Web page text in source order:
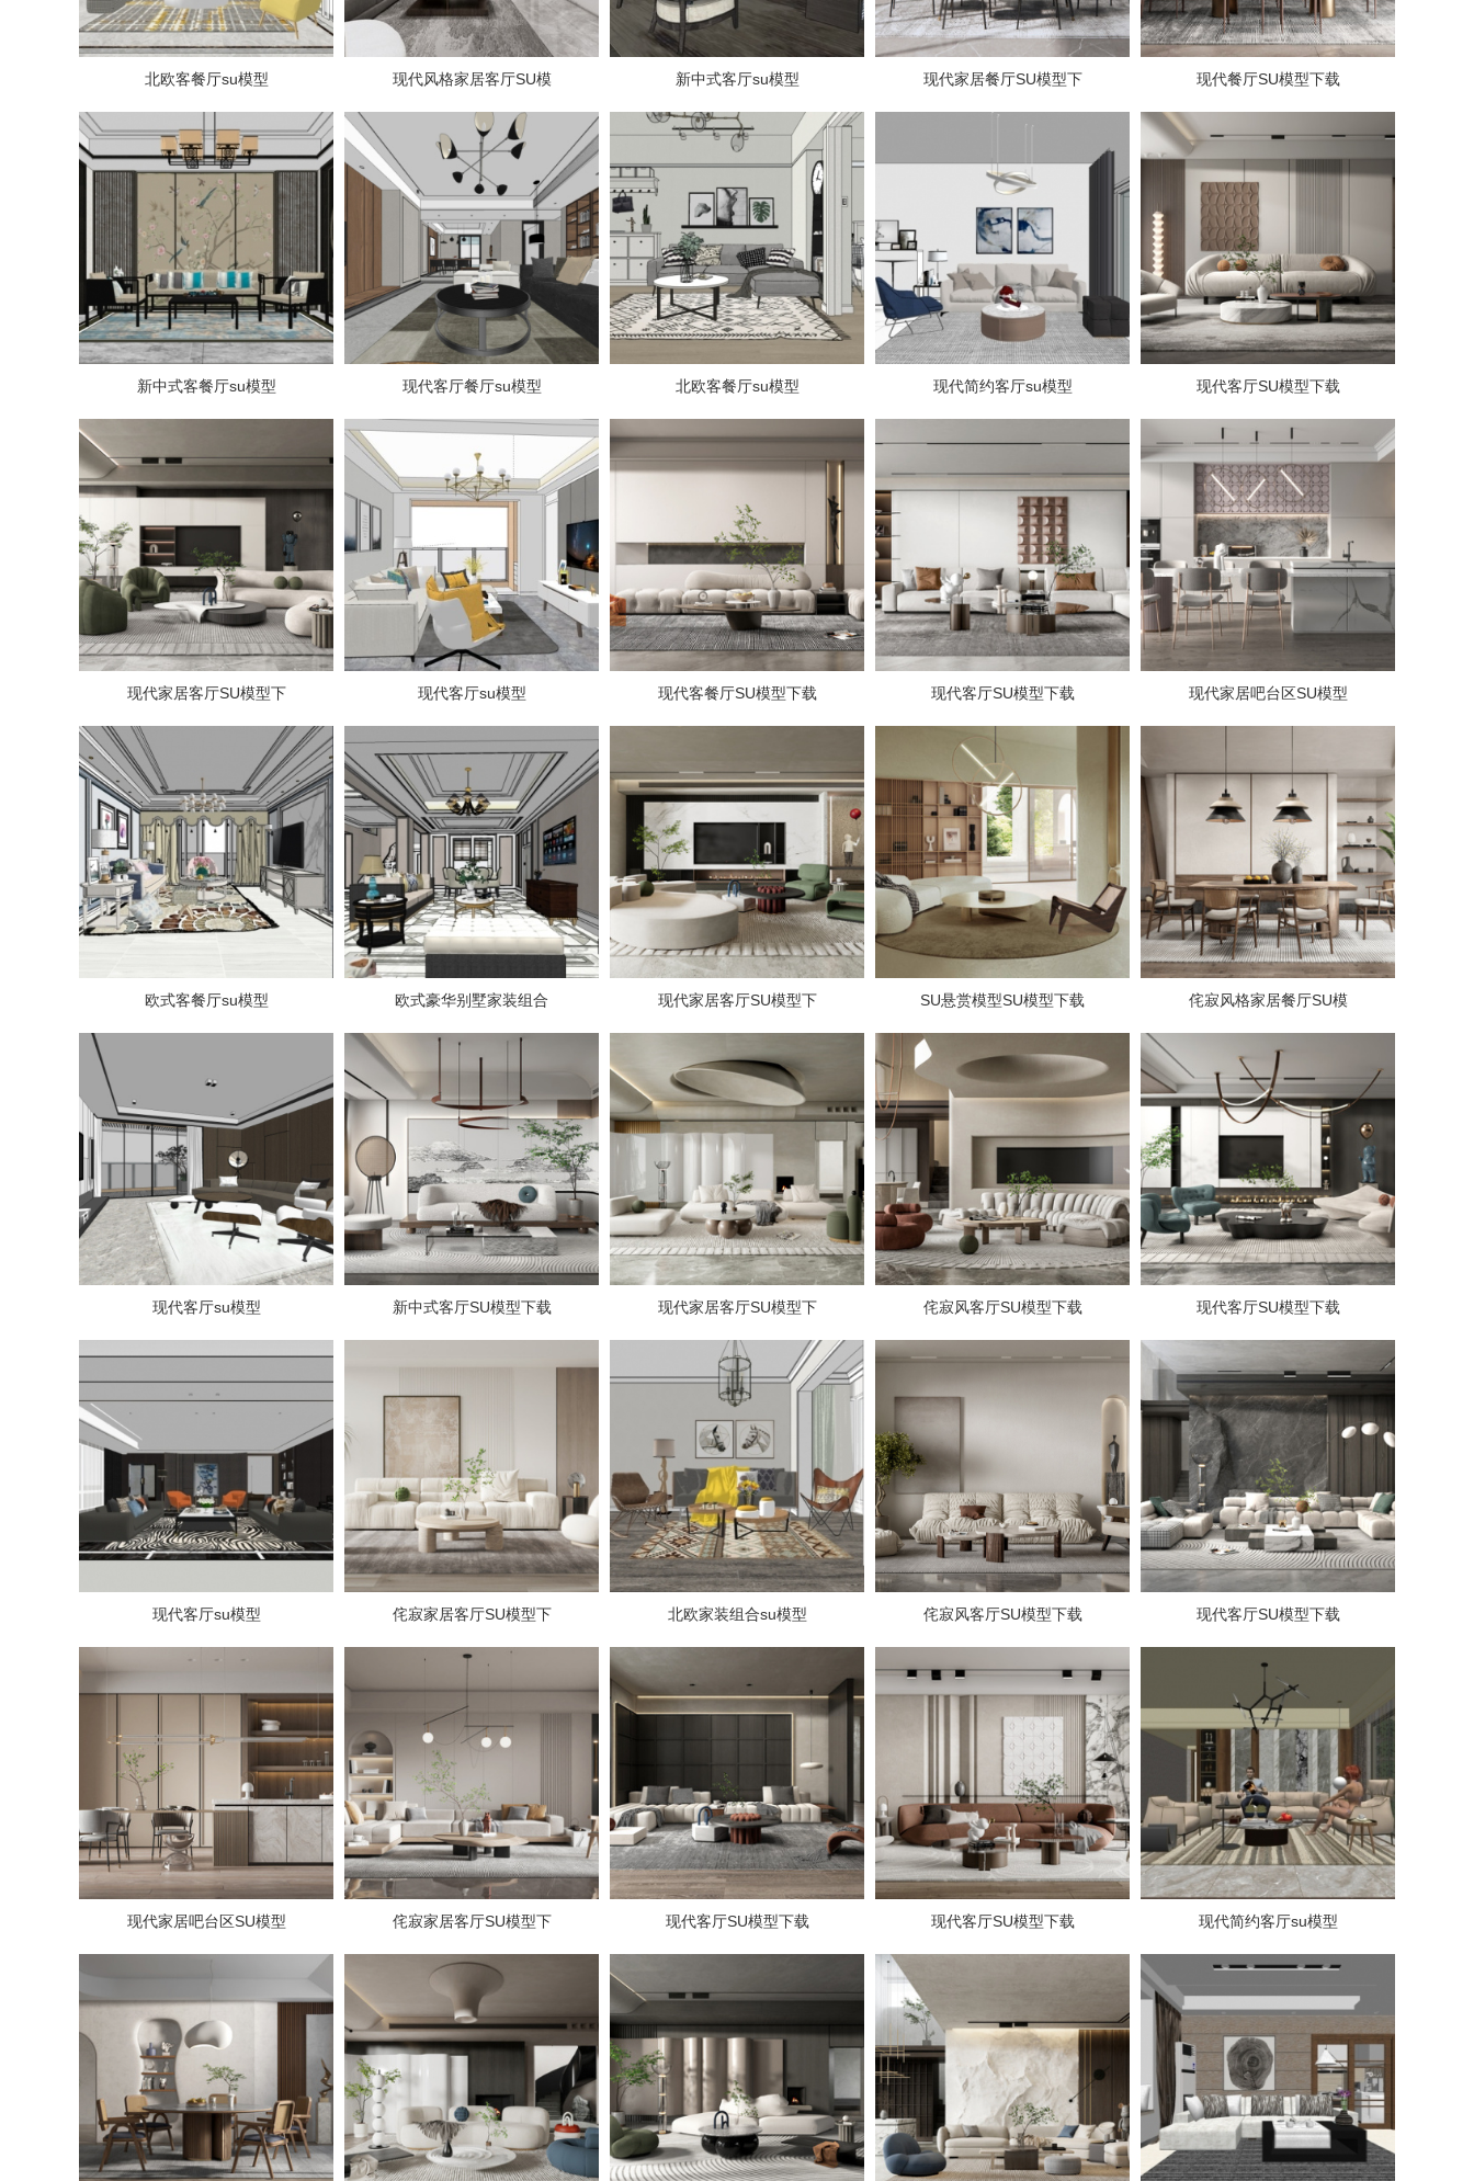
北欧客餐厅su模型 现代风格家居客厅SU模 新中式客厅su模型 现代家居餐厅SU模型下 现代餐厅SU模型下载
新中式客餐厅su模型 现代客厅餐厅su模型 北欧客餐厅su模型 现代简约客厅su模型 现代客厅SU模型下载
现代家居客厅SU模型下 现代客厅su模型 现代客餐厅SU模型下载 现代客厅SU模型下载 现代家居吧台区SU模型
欧式客餐厅su模型 欧式豪华别墅家装组合 现代家居客厅SU模型下 SU悬赏模型SU模型下载 侘寂风格家居餐厅SU模
现代客厅su模型 新中式客厅SU模型下载 现代家居客厅SU模型下 侘寂风客厅SU模型下载 现代客厅SU模型下载
现代客厅su模型 侘寂家居客厅SU模型下 北欧家装组合su模型 侘寂风客厅SU模型下载 现代客厅SU模型下载
现代家居吧台区SU模型 侘寂家居客厅SU模型下 现代客厅SU模型下载 现代客厅SU模型下载 现代简约客厅su模型